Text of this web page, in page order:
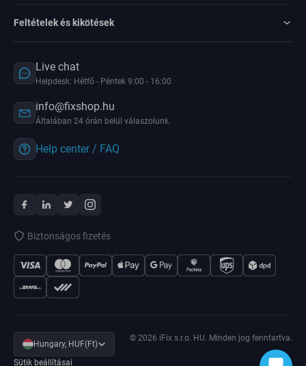
Feltételek és kikötések
Live chat
Helpdesk: Hétfő - Péntek 9:00 - 16:00
info@fixshop.hu
Általában 24 órán belül válaszolunk.
Help center / FAQ
Biztonságos fizetés
Hungary, HUF(Ft)
Sütik beállításai
© 2026 iFix s.r.o. HU. Minden jog fenntartva.